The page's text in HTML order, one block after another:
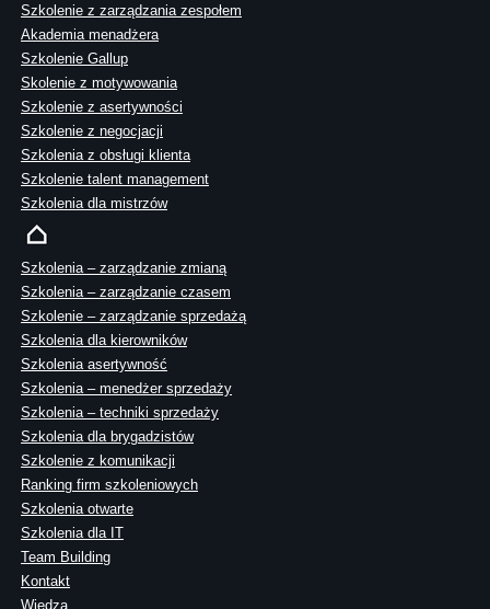
Szkolenie z zarządzania zespołem
Akademia menadżera
Szkolenie Gallup
Skolenie z motywowania
Szkolenie z asertywności
Szkolenie z negocjacji
Szkolenia z obsługi klienta
Szkolenie talent management
Szkolenia dla mistrzów
Szkolenia – zarządzanie zmianą
Szkolenia – zarządzanie czasem
Szkolenie – zarządzanie sprzedażą
Szkolenia dla kierowników
Szkolenia asertywność
Szkolenia – menedżer sprzedaży
Szkolenia – techniki sprzedaży
Szkolenia dla brygadzistów
Szkolenie z komunikacji
Ranking firm szkoleniowych
Szkolenia otwarte
Szkolenia dla IT
Team Building
Kontakt
Wiedza